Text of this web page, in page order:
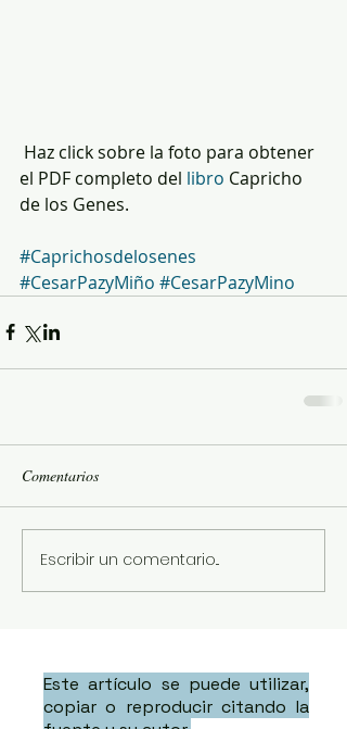
el PDF completo del libro Capricho
de los Genes.
#Caprichosdelosenes
#CesarPazyMiño #CesarPazyMino
Comentarios
Escribir un comentario...
Este artículo se puede utilizar,
copiar o reproducir citando la